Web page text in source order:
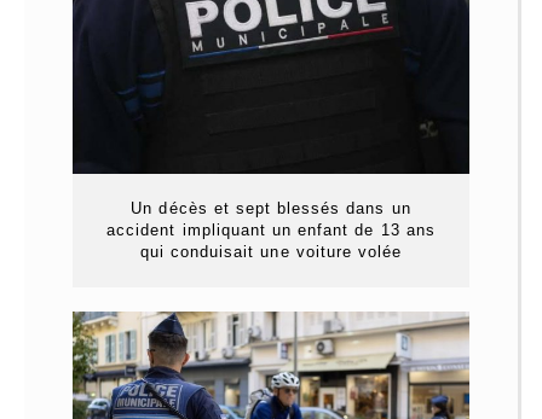
Un décès et sept blessés dans un
accident impliquant un enfant de 13 ans
qui conduisait une voiture volée